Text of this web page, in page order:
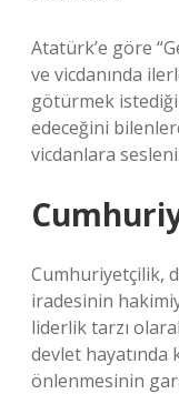
Atatürk’e göre
ve vicdanında
götürmek
edeceğini
vicdanlara
Cumhuriyetçilik,
iradesinin
liderlik tarzı
devlet
önlenmesinin